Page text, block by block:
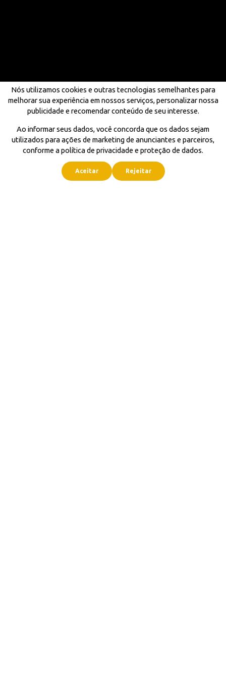
Nós utilizamos cookies e outras tecnologias semelhantes para
melhorar sua experiência em nossos serviços, personalizar nossa
publicidade e recomendar conteúdo de seu interesse.
Ao informar seus dados, você concorda que os dados sejam
utilizados para ações de marketing de anunciantes e parceiros,
conforme a política de privacidade e proteção de dados.
Aceitar Rejeitar